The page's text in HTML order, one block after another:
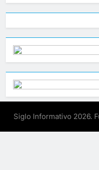
Siglo Informativo 2026.